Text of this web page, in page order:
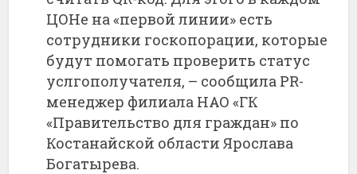
ЦОНе на «первой линии» есть
сотрудники госкопорации, которые
будут помогать проверить статус
услгополучателя, – сообщила PR-
менеджер филиала НАО «ГК
«Правительство для граждан» по
Костанайской области Ярослава
Богатырева.